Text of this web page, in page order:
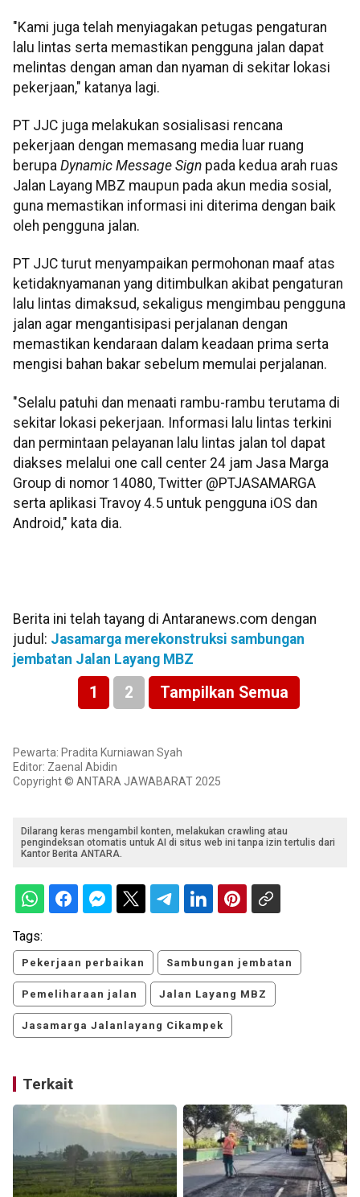
"Kami juga telah menyiagakan petugas pengaturan
lalu lintas serta memastikan pengguna jalan dapat
melintas dengan aman dan nyaman di sekitar lokasi
pekerjaan," katanya lagi.
PT JJC juga melakukan sosialisasi rencana
pekerjaan dengan memasang media luar ruang
berupa Dynamic Message Sign pada kedua arah ruas
Jalan Layang MBZ maupun pada akun media sosial,
guna memastikan informasi ini diterima dengan baik
oleh pengguna jalan.
PT JJC turut menyampaikan permohonan maaf atas
ketidaknyamanan yang ditimbulkan akibat pengaturan
lalu lintas dimaksud, sekaligus mengimbau pengguna
jalan agar mengantisipasi perjalanan dengan
memastikan kendaraan dalam keadaan prima serta
mengisi bahan bakar sebelum memulai perjalanan.
"Selalu patuhi dan menaati rambu-rambu terutama di
sekitar lokasi pekerjaan. Informasi lalu lintas terkini
dan permintaan pelayanan lalu lintas jalan tol dapat
diakses melalui one call center 24 jam Jasa Marga
Group di nomor 14080, Twitter @PTJASAMARGA
serta aplikasi Travoy 4.5 untuk pengguna iOS dan
Android," kata dia.
Berita ini telah tayang di Antaranews.com dengan
judul: Jasamarga merekonstruksi sambungan
jembatan Jalan Layang MBZ
1 2 Tampilkan Semua
Pewarta: Pradita Kurniawan Syah
Editor: Zaenal Abidin
Copyright © ANTARA JAWABARAT 2025
Dilarang keras mengambil konten, melakukan crawling atau
pengindeksan otomatis untuk AI di situs web ini tanpa izin tertulis dari
Kantor Berita ANTARA.
Tags:
Pekerjaan perbaikan Sambungan jembatan
Pemeliharaan jalan Jalan Layang MBZ
Jasamarga Jalanlayang Cikampek
Terkait